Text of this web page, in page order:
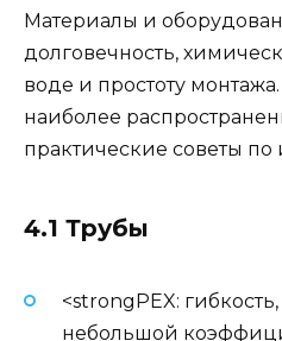
Материалы и
долговечность,
воде и простоту
наиболее
практические советы по
4.1 Трубы
<strongPEX:
небольшой